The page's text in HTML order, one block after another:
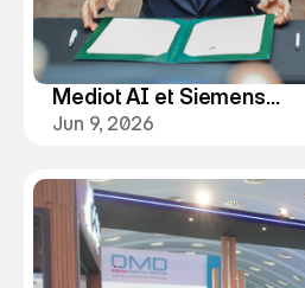
Mediot AI et Siemens
Healthineers accélèrent la
Afrique
Jun 9, 2026